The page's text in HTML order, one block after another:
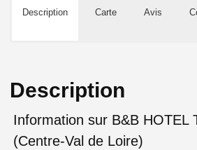
Description Carte Avis
Description
Information sur B&B HOTEL
(Centre-Val de Loire)